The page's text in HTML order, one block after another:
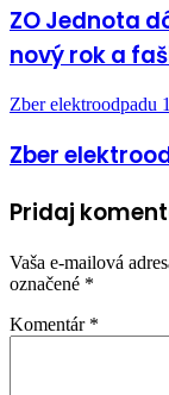
ZO Jednota
nový rok a
Zber elektroodpadu
Zber
Pridaj
Vaša e-mailová
označené *
Komentár *